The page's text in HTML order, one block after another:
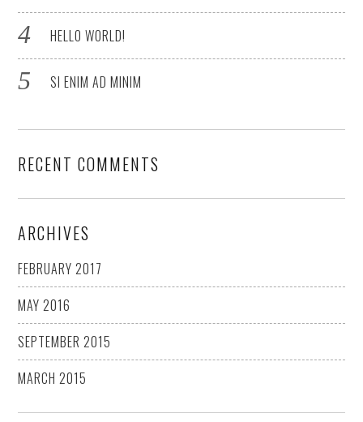
HELLO WORLD!
SI ENIM AD MINIM
RECENT COMMENTS
ARCHIVES
FEBRUARY 2017
MAY 2016
SEPTEMBER 2015
MARCH 2015